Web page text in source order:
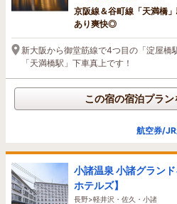
京阪線＆谷町線「天満橋
あり爽快◎
新大阪から御堂筋線で4つ目の「淀屋橋
「天満橋駅」下車真上です！
この宿の宿泊プラ
航空券/
小諸温泉 小諸グラン
ホテルズ】
長野>軽井沢・佐久・小諸